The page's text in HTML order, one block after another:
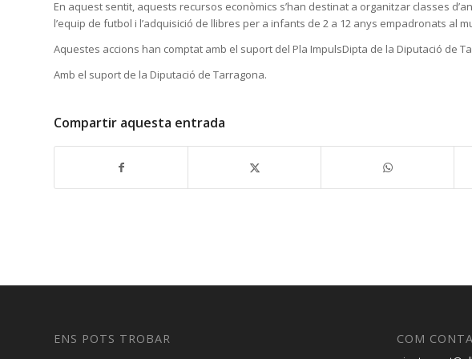
En aquest sentit, aquests recursos econòmics s’han destinat a organitzar classes
l’equip de futbol i l’adquisició de llibres per a infants de 2 a 12 anys empadronats al
Aquestes accions han comptat amb el suport del Pla ImpulsDipta de la Diputació de
Amb el suport de la Diputació de Tarragona.
Compartir aquesta entrada
ENS POTS TROBAR COM